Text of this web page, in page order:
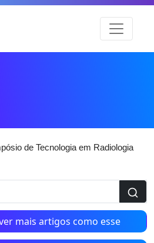
de Tecnologia em Radiologia
mais artigos como esse